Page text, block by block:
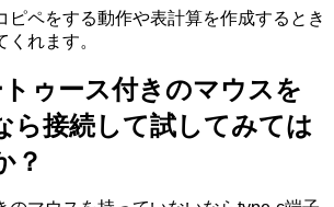
ピペをする動作や表計算を作成するとき
れます。
ゥース付きのマウスを
ら接続して試してみては
？